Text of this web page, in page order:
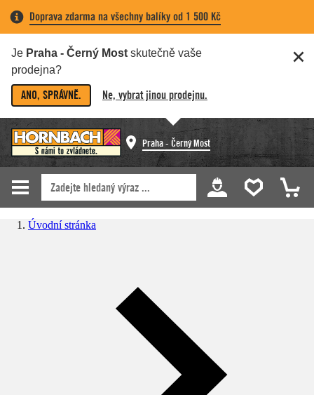
Doprava zdarma na všechny balíky od 1 500 Kč
Je Praha - Černý Most skutečně vaše
prodejna?
ANO, SPRÁVNĚ. Ne, vybrat jinou prodejnu.
Praha - Černý Most
Úvodní stránka